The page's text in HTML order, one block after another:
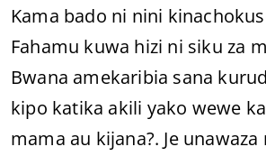
Kama bado ni nini
Fahamu kuwa hizi ni siku za
Bwana amekaribia sana
kipo katika akili yako wewe
mama au kijana?. Je unawaza